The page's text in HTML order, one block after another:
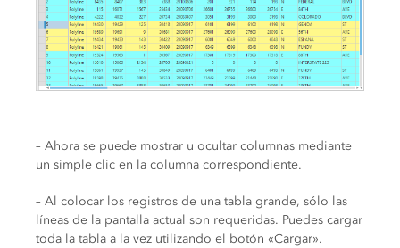
– Ahora se puede mostrar u ocultar columnas mediante
un simple clic en la columna correspondiente.
– Al colocar los registros de una tabla grande, sólo las
líneas de la pantalla actual son requeridas. Puedes cargar
toda la tabla a la vez utilizando el botón «Cargar».